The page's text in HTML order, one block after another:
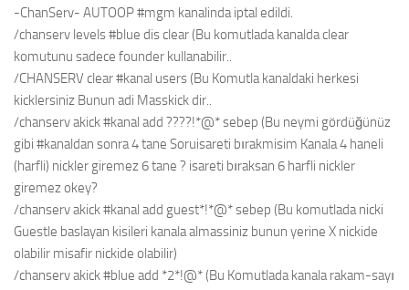
-ChanServ- AUTOOP #mgm kanalinda iptal edildi.
/chanserv levels #blue dis clear (Bu komutlada kanalda clear
komutunu sadece founder kullanabilir..
/CHANSERV clear #kanal users (Bu Komutla kanaldaki herkesi
kicklersiniz Bunun adi Masskick dir..
/chanserv akick #kanal add ????!*@* sebep (Bu neymi gördüğünüz
gibi #kanaldan sonra 4 tane Soruisareti bırakmisim Kanala 4 haneli
(harfli) nickler giremez 6 tane ? isareti bıraksan 6 harfli nickler
giremez okey?
/chanserv akick #kanal add guest*!*@* sebep (Bu komutlada nicki
Guestle baslayan kisileri kanala almassiniz bunun yerine X nickide
olabilir misafir nickide olabilir)
/chanserv akick #blue add *2*!@* (Bu Komutlada kanala rakam-sayı